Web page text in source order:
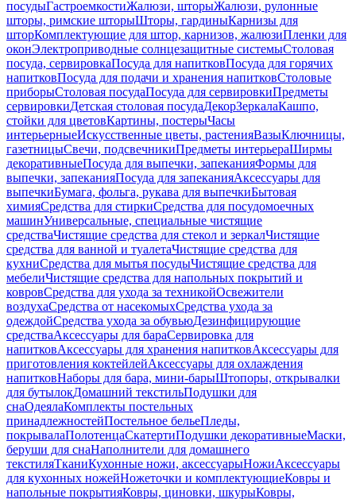
посудыГастроемкостиЖалюзи, шторыЖалюзи, рулонные
шторы, римские шторыШторы, гардиныКарнизы для
шторКомплектующие для штор, карнизов, жалюзиПленки для
оконЭлектроприводные солнцезащитные системыСтоловая
посуда, сервировкаПосуда для напитковПосуда для горячих
напитковПосуда для подачи и хранения напитковСтоловые
приборыСтоловая посудаПосуда для сервировкиПредметы
сервировкиДетская столовая посудаДекорЗеркалаКашпо,
стойки для цветовКартины, постерыЧасы
интерьерныеИскусственные цветы, растенияВазыКлючницы,
газетницыСвечи, подсвечникиПредметы интерьераШирмы
декоративныеПосуда для выпечки, запеканияФормы для
выпечки, запеканияПосуда для запеканияАксессуары для
выпечкиБумага, фольга, рукава для выпечкиБытовая
химияСредства для стиркиСредства для посудомоечных
машинУниверсальные, специальные чистящие
средстваЧистящие средства для стекол и зеркалЧистящие
средства для ванной и туалетаЧистящие средства для
кухниСредства для мытья посудыЧистящие средства для
мебелиЧистящие средства для напольных покрытий и
ковровСредства для ухода за техникойОсвежители
воздухаСредства от насекомыхСредства ухода за
одеждойСредства ухода за обувьюДезинфицирующие
средстваАксессуары для бараСервировка для
напитковАксессуары для хранения напитковАксессуары для
приготовления коктейлейАксессуары для охлаждения
напитковНаборы для бара, мини-барыШтопоры, открывалки
для бутылокДомашний текстильПодушки для
снаОдеялаКомплекты постельных
принадлежностейПостельное бельеПледы,
покрывалаПолотенцаСкатертиПодушки декоративныеМаски,
беруши для снаНаполнители для домашнего
текстиляТканиКухонные ножи, аксессуарыНожиАксессуары
для кухонных ножейНожеточки и комплектующиеКовры и
напольные покрытияКовры, циновки, шкурыКовры,